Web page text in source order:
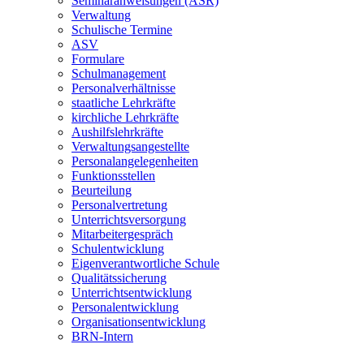
Verwaltung
Schulische Termine
ASV
Formulare
Schulmanagement
Personalverhältnisse
staatliche Lehrkräfte
kirchliche Lehrkräfte
Aushilfslehrkräfte
Verwaltungsangestellte
Personalangelegenheiten
Funktionsstellen
Beurteilung
Personalvertretung
Unterrichtsversorgung
Mitarbeitergespräch
Schulentwicklung
Eigenverantwortliche Schule
Qualitätssicherung
Unterrichtsentwicklung
Personalentwicklung
Organisationsentwicklung
BRN-Intern